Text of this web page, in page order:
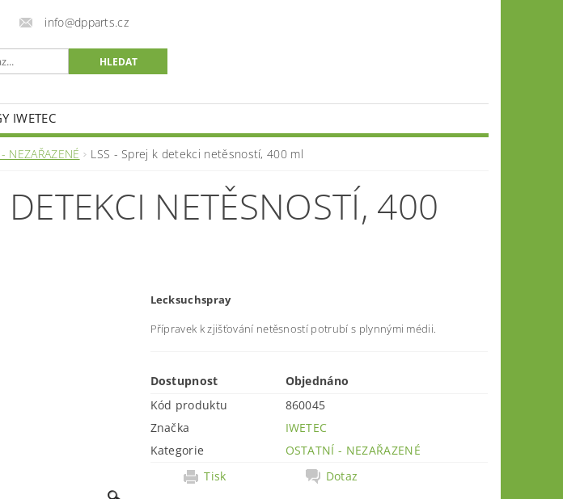
info@dpparts.cz
IWETEC
NEZAŘAZENÉ LSS - Sprej k detekci netěsností, 400 ml
DETEKCI NETĚSNOSTÍ, 400
Lecksuchspray
Přípravek k zjišťování netěsností potrubí s plynnými médii.
Dostupnost
Objednáno
Kód produktu
860045
Značka
IWETEC
Kategorie
OSTATNÍ - NEZAŘAZENÉ
Tisk
Dotaz